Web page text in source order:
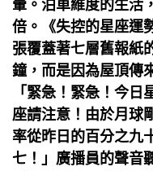
暈。泊車維度的生活
倍。《失控的星座運
張覆蓋著七層舊報紙
鐘，而是因為屋頂傳
「緊急！緊急！今
座請注意！由於月球
率從昨日的百分之九
七！」廣播員的聲音